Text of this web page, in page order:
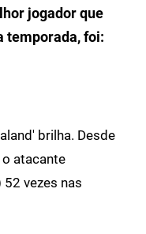
jogador que
temporada, foi:
brilha. Desde
o atacante
vezes nas